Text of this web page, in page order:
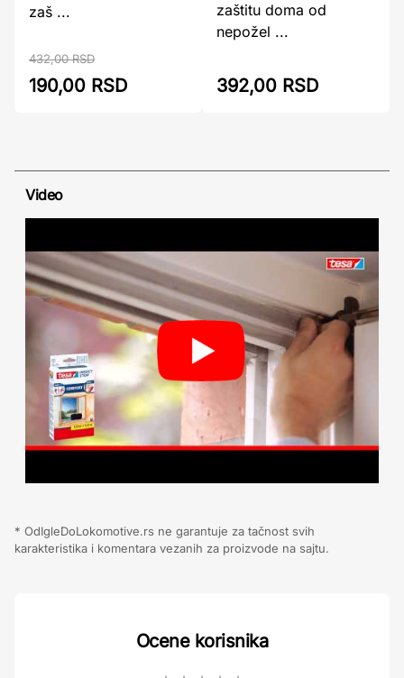
zaš ...
432,00 RSD
190,00 RSD
zaštitu doma od
nepožel ...
392,00 RSD
Video
* OdIgleDoLokomotive.rs ne garantuje za tačnost svih
karakteristika i komentara vezanih za proizvode na sajtu.
Ocene korisnika